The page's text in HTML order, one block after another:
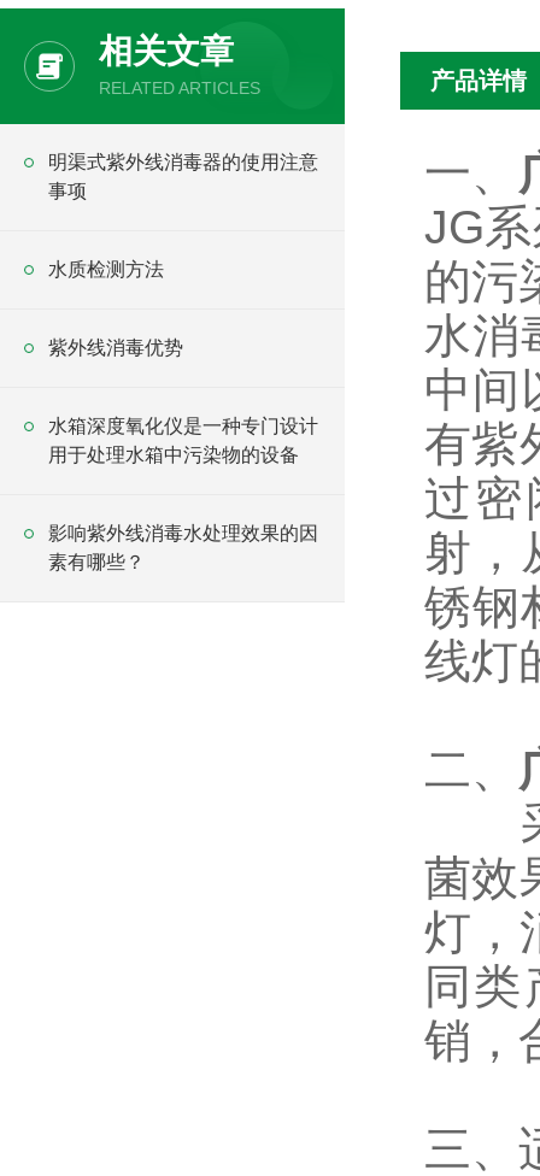
相关文章
RELATED ARTICLES
明渠式紫外线消毒器的使用注意
事项
水质检测方法
紫外线消毒优势
水箱深度氧化仪是一种专门设计
用于处理水箱中污染物的设备
影响紫外线消毒水处理效果的因
素有哪些？
产品详情
一、
JG
的污
水消
中间
有紫
过密
射，
锈钢
线灯
二、
采
菌效
灯，
同
销，
三、